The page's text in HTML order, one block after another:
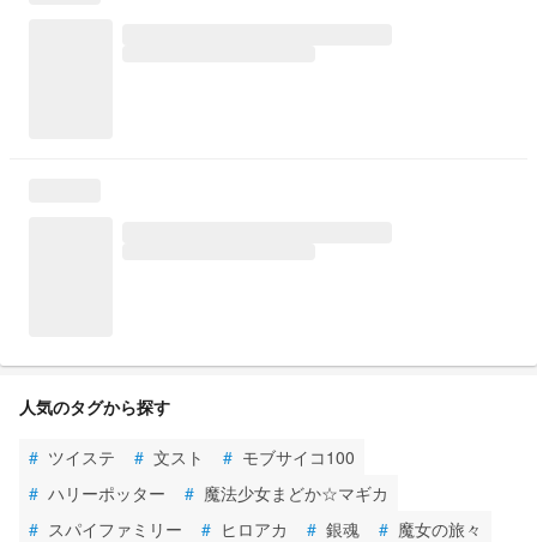
人気のタグから探す
# ツイステ # 文スト # モブサイコ100
# ハリーポッター # 魔法少女まどか☆マギカ
# スパイファミリー # ヒロアカ # 銀魂 # 魔女の旅々